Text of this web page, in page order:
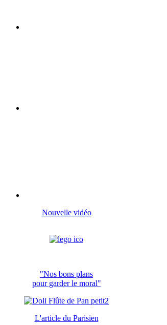
Nouvelle vidéo
"Nos bons plans
pour garder le moral"
L'article du Parisien